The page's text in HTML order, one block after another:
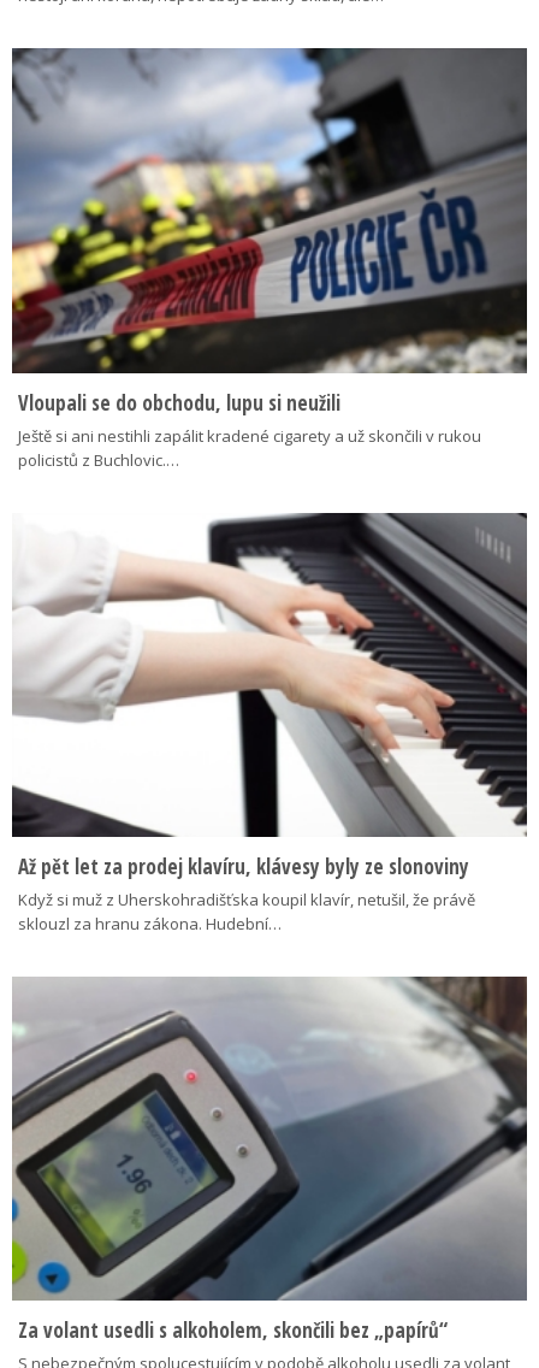
Vloupali se do obchodu, lupu si neužili
Ještě si ani nestihli zapálit kradené cigarety a už skončili v rukou
policistů z Buchlovic.…
Až pět let za prodej klavíru, klávesy byly ze slonoviny
Když si muž z Uherskohradišťska koupil klavír, netušil, že právě
sklouzl za hranu zákona. Hudební…
Za volant usedli s alkoholem, skončili bez „papírů“
S nebezpečným spolucestujícím v podobě alkoholu usedli za volant